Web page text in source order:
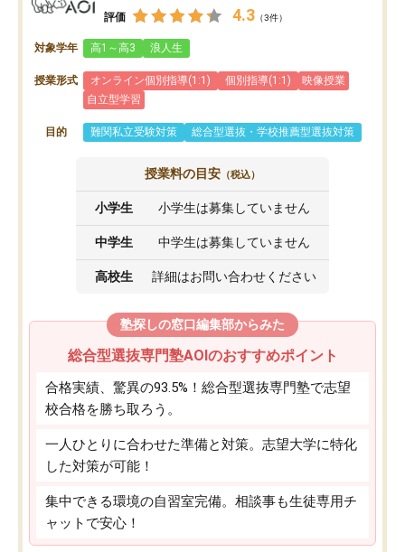
評価 4.3 （3件）
対象学年 高1～高3 浪人生
授業形式 オンライン個別指導(1:1) 個別指導(1:1)
映像授業
自立型学習
目的 難関私立受験対策 総合型選抜・学校推薦型選抜対策
授業料の目安 （税込）
小学生 小学生は募集していません
中学生 中学生は募集していません
高校生 詳細はお問い合わせください
塾探しの窓口編集部からみた
総合型選抜専門塾AOIのおすすめポイント
合格実績、驚異の93.5%！総合型選抜専門塾で志望
校合格を勝ち取ろう。
一人ひとりに合わせた準備と対策。志望大学に特化
した対策が可能！
集中できる環境の自習室完備。相談事も生徒専用チ
ャットで安心！